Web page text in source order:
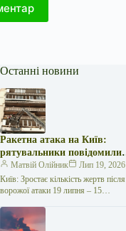
Останні новини
Ракетна атака на Київ:
рятувальники повідомили
про 15 поранених
Матвій Олійник
Лип 19, 2026
Київ: Зростає кількість жертв після
ворожої атаки 19 липня – 15
російської агресії, що сталася у
столиці…